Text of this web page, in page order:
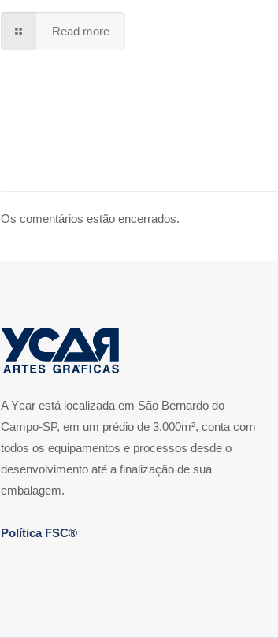
Read more
Os comentários estão encerrados.
A Ycar está localizada em São Bernardo do
Campo-SP, em um prédio de 3.000m², conta com
todos os equipamentos e processos desde o
desenvolvimento até a finalização de sua
embalagem.
Política FSC®